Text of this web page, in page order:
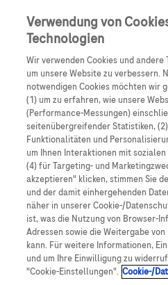
Skip to main content
Produkte
Es tut uns leid, aber es gibt keine
Über Roche
Impressum
Rechtliche Hinweise
Datenschutz
Verwendung von
Technologien
Wir verwenden Cookies und andere
um unsere Website zu verbessern.
notwendigen Cookies möchten wir
(1) um zu erfahren, wie unsere
(Performance-Messungen)
seitenübergreifender Statistiken,
Funktionalitäten und
um Ihnen Interaktionen mit
(4) für Targeting- und
akzeptieren" klicken, stimmen Sie
und der damit einhergehenden
näher in unserer Cookie-/
ist, was die Nutzung von Browser-
Adressen sowie die Weitergabe
kann. Für weitere Informationen,
und um Ihre Einwilligung zu
"Cookie-Einstellungen". Cookie-/